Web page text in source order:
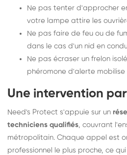
Ne pas tenter d'approcher
votre lampe attire les
Ne pas faire de feu ou de
dans le cas d'un nid en
Ne pas écraser un frelon
phéromone d'alerte
Une intervention
Need's Protect s'appuie sur un
techniciens qualifiés, couvrant
métropolitain. Chaque appel est
professionnel le plus proche, ce